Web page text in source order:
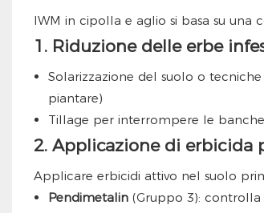
IWM in cipolla e aglio si basa su
1. Riduzione delle erbe
Solarizzazione del suolo o
piantare)
Tillage per interrompere le
2. Applicazione di erbicida
Applicare erbicidi attivo nel suolo
Pendimetalin (Gruppo 3):